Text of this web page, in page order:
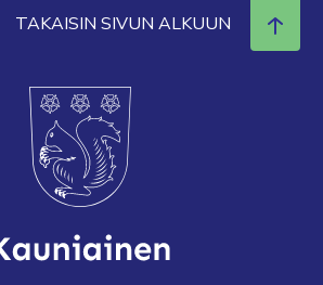
TAKAISIN SIVUN ALKUUN